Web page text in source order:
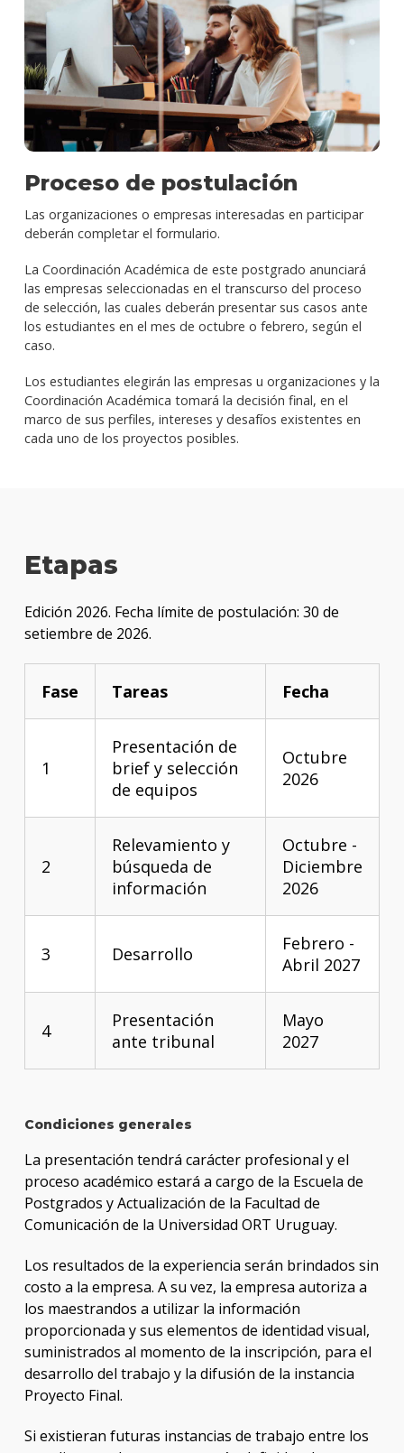
Proceso de postulación
Las organizaciones o empresas interesadas en participar
deberán completar el formulario.
La Coordinación Académica de este postgrado anunciará
las empresas seleccionadas en el transcurso del proceso
de selección, las cuales deberán presentar sus casos ante
los estudiantes en el mes de octubre o febrero, según el
caso.
Los estudiantes elegirán las empresas u organizaciones y la
Coordinación Académica tomará la decisión final, en el
marco de sus perfiles, intereses y desafíos existentes en
cada uno de los proyectos posibles.
Etapas
Edición 2026. Fecha límite de postulación: 30 de
setiembre de 2026.
Fase Tareas Fecha
1
Presentación de
brief y selección
de equipos
Octubre
2026
2
Relevamiento y
búsqueda de
información
Octubre -
Diciembre
2026
3 Desarrollo
Febrero -
Abril 2027
4
Presentación
ante tribunal
Mayo
2027
Condiciones generales
La presentación tendrá carácter profesional y el
proceso académico estará a cargo de la Escuela de
Postgrados y Actualización de la Facultad de
Comunicación de la Universidad ORT Uruguay.
Los resultados de la experiencia serán brindados sin
costo a la empresa. A su vez, la empresa autoriza a
los maestrandos a utilizar la información
proporcionada y sus elementos de identidad visual,
suministrados al momento de la inscripción, para el
desarrollo del trabajo y la difusión de la instancia
Proyecto Final.
Si existieran futuras instancias de trabajo entre los